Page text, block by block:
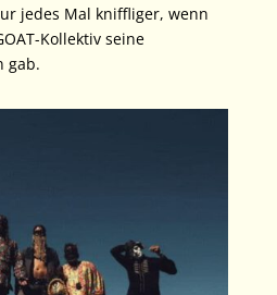
jedes Mal kniffliger, wenn
Kollektiv seine
gab.